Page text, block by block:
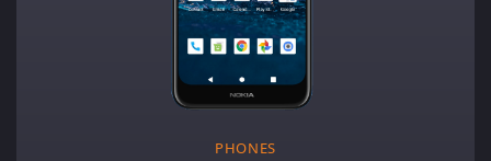
PHONES